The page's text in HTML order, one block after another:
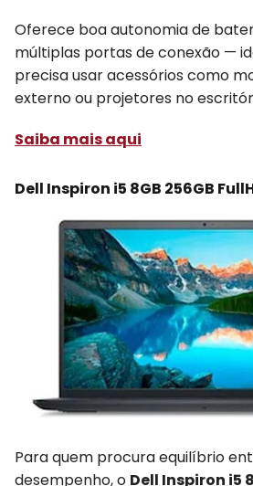
Oferece boa autonomia de
múltiplas portas de conexão —
precisa usar acessórios como
externo ou projetores no
Saiba mais aqui
Dell Inspiron i5 8GB 256GB
Para quem procura equilíbrio
desempenho, o Dell Inspiron i5